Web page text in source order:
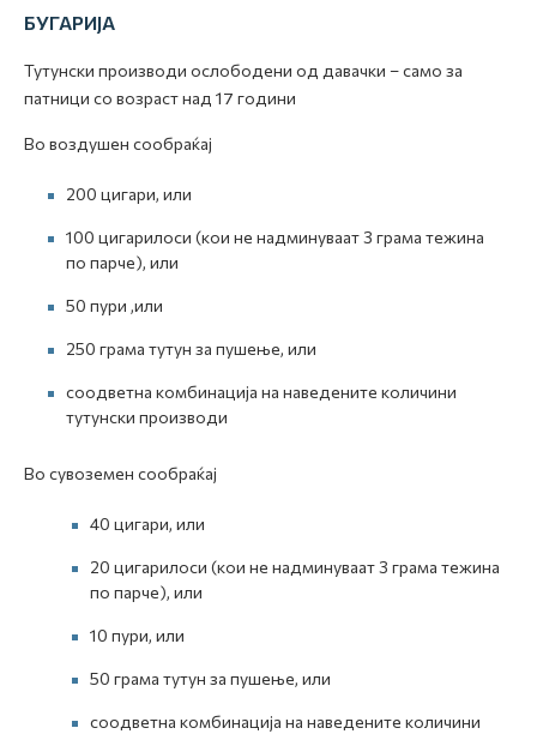
БУГАРИЈА
Тутунски производи ослободени од давачки – само за
патници со возраст над 17 години
Во воздушен сообраќај
200 цигари, или
100 цигарилоси (кои не надминуваат 3 грама тежина
по парче), или
50 пури ,или
250 грама тутун за пушење, или
соодветна комбинација на наведените количини
тутунски производи
Во сувоземен сообраќај
40 цигари, или
20 цигарилоси (кои не надминуваат 3 грама тежина
по парче), или
10 пури, или
50 грама тутун за пушење, или
соодветна комбинација на наведените количини